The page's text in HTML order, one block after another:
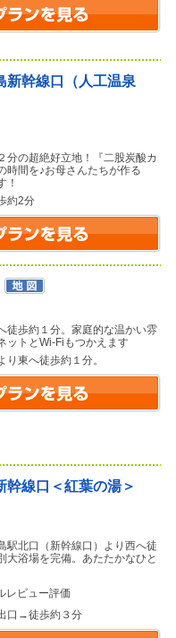
新幹線口（人工温泉
分の超絶好立地！『二股炭酸カ
時間を♪お母さんたちが作る
！
約2分
徒歩約１分。家庭的な温かい雰
ットとWi-Fiもつかえます
り東へ徒歩約１分。
幹線口＜紅葉の湯＞
駅北口（新幹線口）より西へ徒
大浴場を完備。あたたかなひと
レビュー評価
口→徒歩約３分